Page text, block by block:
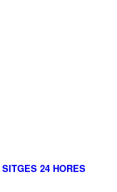
24 HORES